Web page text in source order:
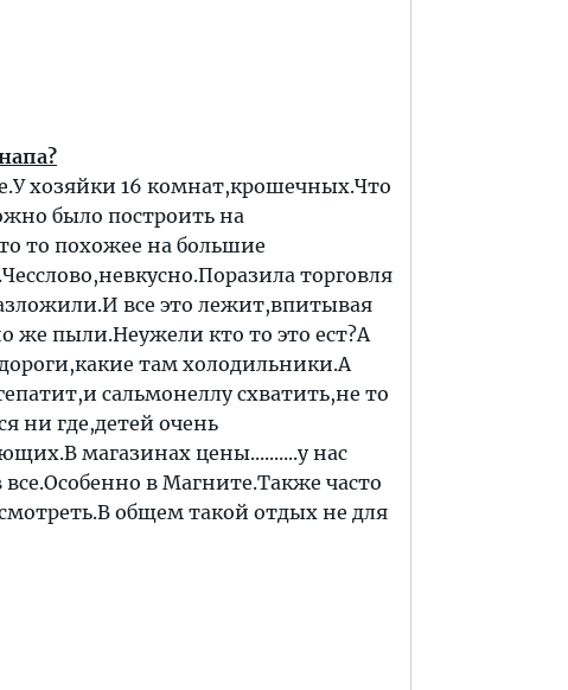
хозяйки 16 комнат,крошечных.Что
было построить на
то похожее на большие
торговля
все это лежит,впитывая
же пыли.Неужели кто то это ест?А
там холодильники.А
сальмонеллу схватить,не то
ни где,детей очень
магазинах цены..........у нас
в Магните.Также часто
общем такой отдых не для